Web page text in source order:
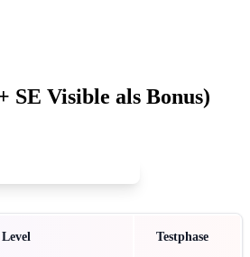
SE Visible als Bonus)
Level Testphase